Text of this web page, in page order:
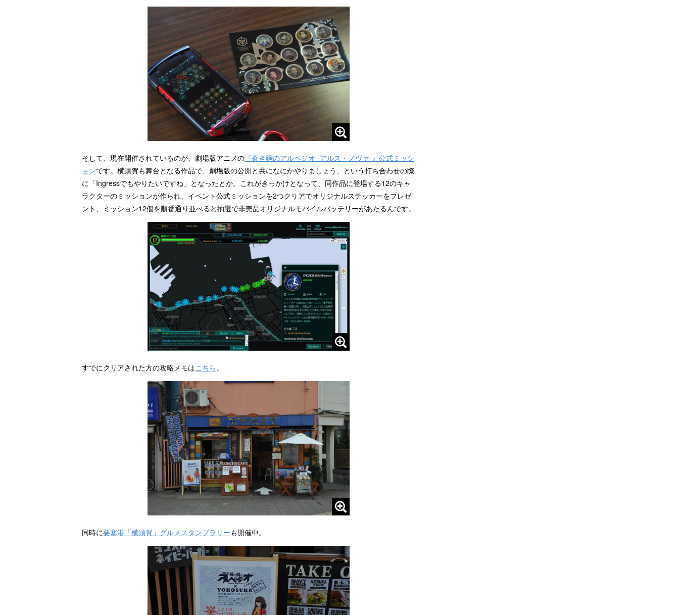
そして、現在開催されているのが、劇場版アニメの 『蒼き鋼のアルペジオ -アルス・ノヴァ-』公式ミッシ
ョンです。横須賀も舞台となる作品で、劇場版の公開と共になにかやりましょう、という打ち合わせの際
に「Ingressでもやりたいですね」となったとか。これがきっかけとなって、同作品に登場する12のキャ
ラクターのミッションが作られ、イベント公式ミッションを2つクリアでオリジナルステッカーをプレゼ
ント、ミッション12個を順番通り並べると抽選で非売品オリジナルモバイルバッテリーがあたるんです。
すでにクリアされた方の攻略メモはこちら 。
同時に要塞港「横須賀」グルメスタンプラリーも開催中。